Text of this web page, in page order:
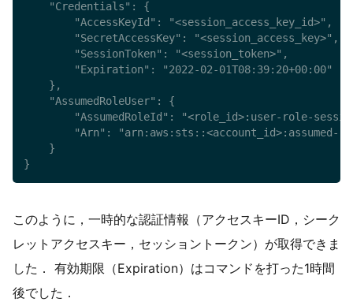
    "Credentials": {
        "AccessKeyId": "<session_access_key_id>",
        "SecretAccessKey": "<session_access_key>",
        "SessionToken": "<session_token>",
        "Expiration": "2022-02-01T08:39:20+00:00"
    },
    "AssumedRoleUser": {
"AssumedRoleId": "<role_id>:user-role-
"Arn": "arn:aws:sts::<account_id>:assumed-
    }
}
このように，一時的な認証情報（アクセスキーID，シーク
レットアクセスキー，セッショントークン）が取得できま
した． 有効期限（Expiration）はコマンドを打った1時間
後でした．